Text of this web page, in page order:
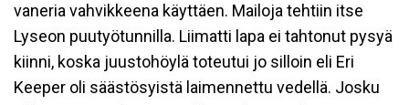
vaneria vahvikkeena käyttäen. Mailoja tehtiin itse
Lyseon puutyötunnilla. Liimatti lapa ei tahtonut pysyä
kiinni, koska juustohöylä toteutui jo silloin eli Eri
Keeper oli säästösyistä laimennettu vedellä. Josku